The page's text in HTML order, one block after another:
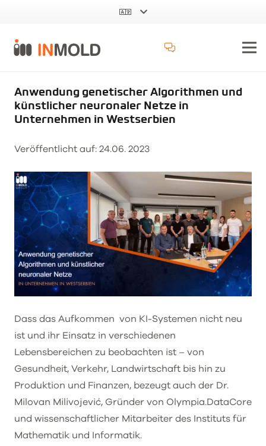
Anwendung genetischer Algorithmen und
künstlicher neuronaler Netze in
Unternehmen in Westserbien
Veröffentlicht auf: 24.06. 2023
Dass das Aufkommen von KI-Systemen nicht neu
ist und ihr Einsatz in verschiedenen
Lebensbereichen zu beobachten ist – von
Gesundheit, Verkehr, Landwirtschaft bis hin zu
Produktion und Finanzen, bezeugt auch der Dr.
Milovan Milivojević, Gründer von Olympia.DataCore
und wissenschaftlicher Mitarbeiter des Instituts für
Mathematik und Informatik.